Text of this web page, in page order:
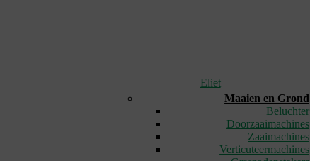
Eliet
Maaien en Grond
Beluchter
Doorzaaimachines
Zaaimachines
Verticuteermachines